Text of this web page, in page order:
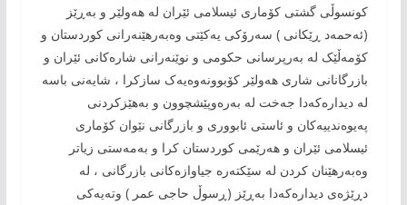
کونسوڵی گشتی کۆماری ئیسلامی ئێران لە هەولێر و بەڕێز
(ئەحمەد ڕێکانی ) سەرۆکی یەکێتی وەبەرهێنەرانی کوردستان و
کۆمەڵێک لە بەرپرسانی حکومی و نوێنەرانی شارەکانی ئێران و
بازرگانانی شاری هەولێر کۆبوونەوەیەک سازکرا ، شایەنی باسە
لە دیدارەکەدا جەخت لە بەرەوپێشچوون و بەهێزکردنی
پەیوەندییەکان و ئاستی ئابووری و بازرگانی نێوان کۆماری
ئیسلامی ئێران و هەرێمی کوردستان کرا و بەمەستی زیاتر
وەبەرهێنان کردن لە سێکتەرە جیاوازەکانی بازرگانی ، لە
دڕێژەی دیدارەکەدا بەڕێز (ڕسوڵ حاجی عمر ) وتەیەکی